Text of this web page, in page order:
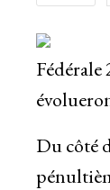
Du côté